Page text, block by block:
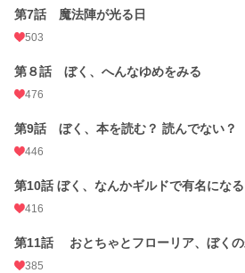
第7話 魔法陣が光る日
503
第８話 ぼく、へんなゆめをみる
476
第9話 ぼく、本を読む？ 読んでない？
446
第10話 ぼく、なんかギルドで有名になる
416
第11話 おとちゃとフローリア、ぼくの
385